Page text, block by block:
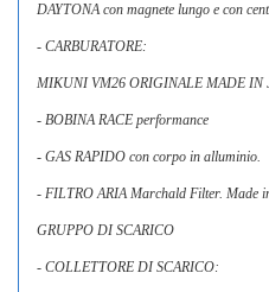
DAYTONA con magnete lungo e con
- CARBURATORE:
MIKUNI VM26 ORIGINALE MADE IN
- BOBINA RACE performance
- GAS RAPIDO con corpo in alluminio.
- FILTRO ARIA Marchald Filter. Made
GRUPPO DI SCARICO
- COLLETTORE DI SCARICO: